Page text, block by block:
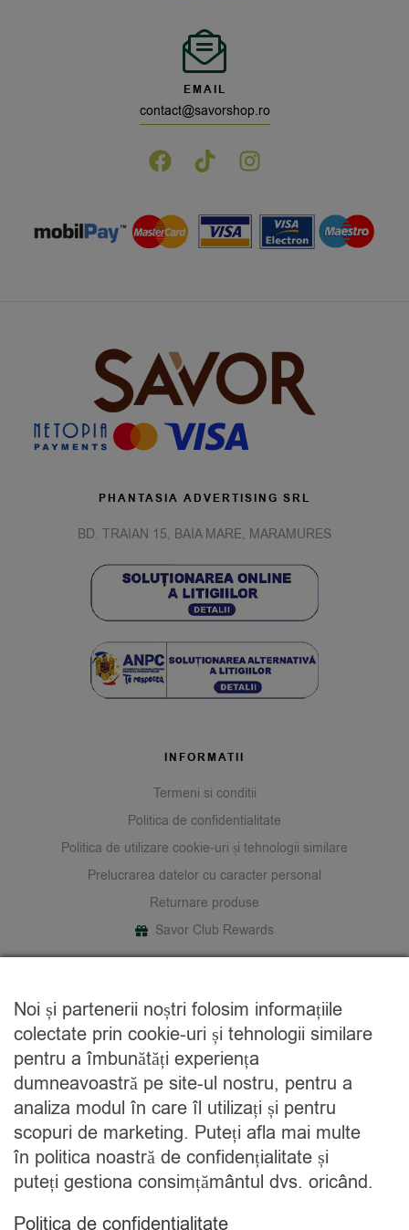
EMAIL
contact@savorshop.ro
PHANTASIA ADVERTISING SRL
BD. TRAIAN 15, BAIA MARE, MARAMURES
INFORMATII
Termeni si conditii
Politica de confidentialitate
Politica de utilizare cookie-uri și tehnologii similare
Prelucrarea datelor cu caracter personal
Returnare produse
Savor Club Rewards
Cine suntem
Blog
Contact
CATEGORII
Condimente
Mixuri
Ceaiuri
Noi și partenerii noștri folosim informațiile
colectate prin cookie-uri și tehnologii similare
pentru a îmbunătăți experiența
dumneavoastră pe site-ul nostru, pentru a
analiza modul în care îl utilizați și pentru
scopuri de marketing. Puteți afla mai multe
în politica noastră de confidențialitate și
puteți gestiona consimțământul dvs. oricând.
Politica de confidentialitate